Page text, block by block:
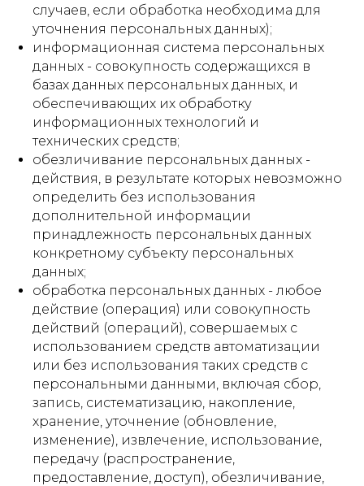
случаев, если обработка необходима для
уточнения персональных данных);
информационная система персональных
данных - совокупность содержащихся в
базах данных персональных данных, и
обеспечивающих их обработку
информационных технологий и
технических средств;
обезличивание персональных данных -
действия, в результате которых невозможно
определить без использования
дополнительной информации
принадлежность персональных данных
конкретному субъекту персональных
данных;
обработка персональных данных - любое
действие (операция) или совокупность
действий (операций), совершаемых с
использованием средств автоматизации
или без использования таких средств с
персональными данными, включая сбор,
запись, систематизацию, накопление,
хранение, уточнение (обновление,
изменение), извлечение, использование,
передачу (распространение,
предоставление, доступ), обезличивание,